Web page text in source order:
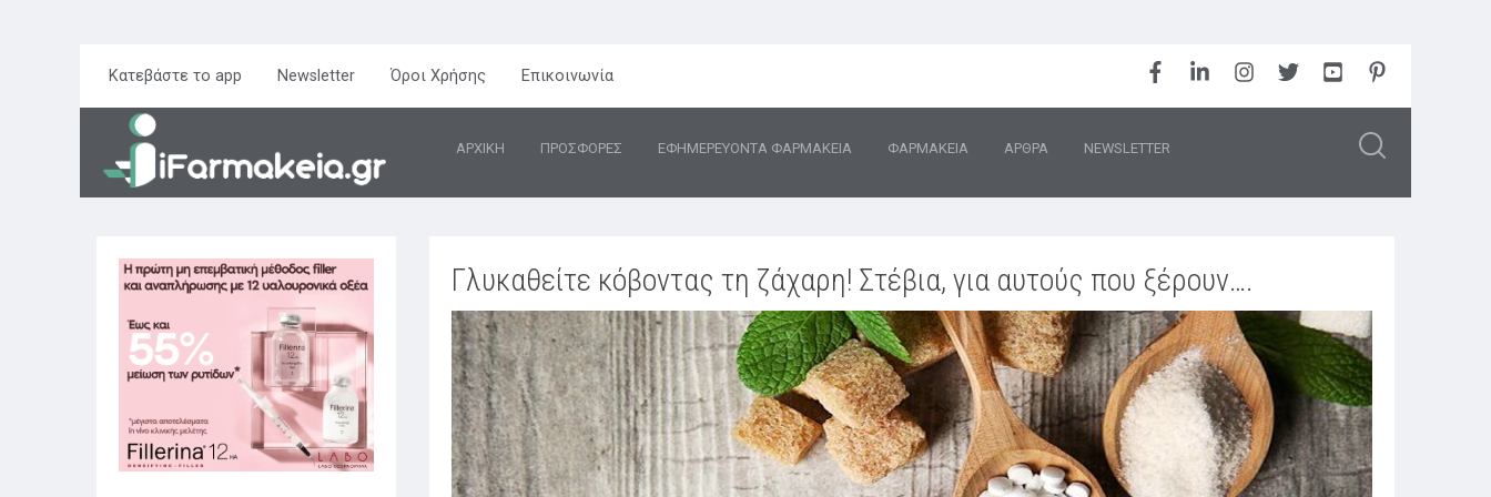
Κατεβάστε το app Newsletter Όροι Χρήσης Επικοινωνία
ΑΡΧΙΚΗ ΠΡΟΣΦΟΡΕΣ ΕΦΗΜΕΡΕΥΟΝΤΑ ΦΑΡΜΑΚΕΙΑ ΦΑΡΜΑΚΕΙΑ ΑΡΘΡΑ NEWSLETTER
Γλυκαθείτε κόβοντας τη ζάχαρη! Στέβια, για αυτούς που ξέρουν….